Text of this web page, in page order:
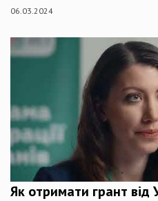
06.03.2024
Як отримати грант